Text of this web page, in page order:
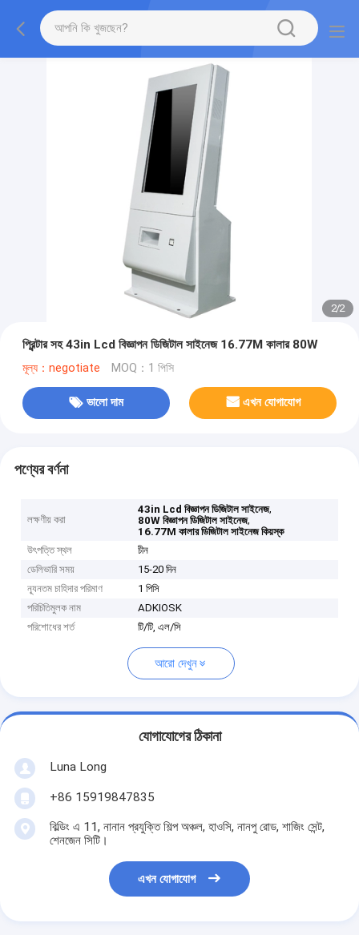
2/2
প্রিন্টার সহ 43in Lcd বিজ্ঞাপন ডিজিটাল সাইনেজ 16.77M কালার 80W
মূল্য：negotiate MOQ：1 পিসি
ভালো দাম এখন যোগাযোগ
পণ্যের বর্ণনা
লক্ষণীয় করা
43in Lcd বিজ্ঞাপন ডিজিটাল সাইনেজ,
80W বিজ্ঞাপন ডিজিটাল সাইনেজ,
16.77M কালার ডিজিটাল সাইনেজ কিয়স্ক
উৎপত্তি স্থল
চীন
ডেলিভারি সময়
15-20 দিন
ন্যূনতম চাহিদার পরিমাণ
1 পিসি
পরিচিতিমুলক নাম
ADKIOSK
পরিশোধের শর্ত
টি/টি, এল/সি
আরো দেখুন
যোগাযোগের ঠিকানা
Luna Long
+86 15919847835
বিল্ডিং এ 11, নানান প্রযুক্তি শিল্প অঞ্চল, হাওসি, নানপু রোড, শাজিং সেন্ট,
শেনজেন সিটি।
এখন যোগাযোগ